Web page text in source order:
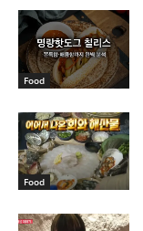
Food
Food